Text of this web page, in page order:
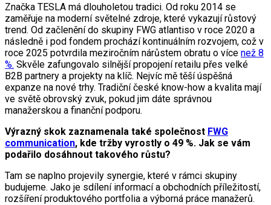
Značka TESLA má dlouholetou tradici. Od roku 2014 se
zaměřuje na moderní světelné zdroje, které vykazují růstový
trend. Od začlenění do skupiny FWG atlantiso v roce 2020 a
následně i pod fondem prochází kontinuálním rozvojem, což v
roce 2025 potvrdila meziročním nárůstem obratu o více než 8
%. Skvěle zafungovalo silnější propojení retailu přes velké
B2B partnery a projekty na klíč. Nejvíc mě těší úspěšná
expanze na nové trhy. Tradiční české know-how a kvalita mají
ve světě obrovský zvuk, pokud jim dáte správnou
manažerskou a finanční podporu.
Výrazný skok zaznamenala také společnost FWG
communication, kde tržby vyrostly o 49 %. Jak se vám
podařilo dosáhnout takového růstu?
Tam se naplno projevily synergie, které v rámci skupiny
budujeme. Jako je sdílení informací a obchodních příležitostí,
rozšíření produktového portfolia a výborná práce manažerů.